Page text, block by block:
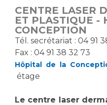
Vous allez être
Vous avez un examen
à réaliser
Vous avez une analyse
Vous venez en
myaphm, votre espace
Emplois administratifs
Emplois médicaux
Espace Formation
Étudiants hospitaliers
Emplois techniques et
Emplois socio-éducatifs
CENTRE LASER
ET PLASTIQUE -
CONCEPTION
Tél. secrétariat : 04 91
Fax : 04 91 38 32 73
Hôpital de la
étage
Le centre laser